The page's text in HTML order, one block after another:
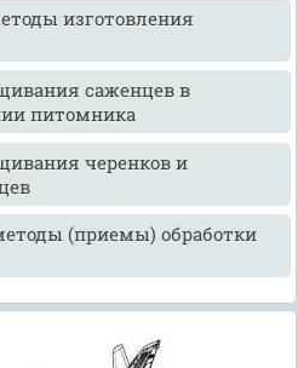
изготовления
саженцев в
питомника
черенков и
(приемы) обработки